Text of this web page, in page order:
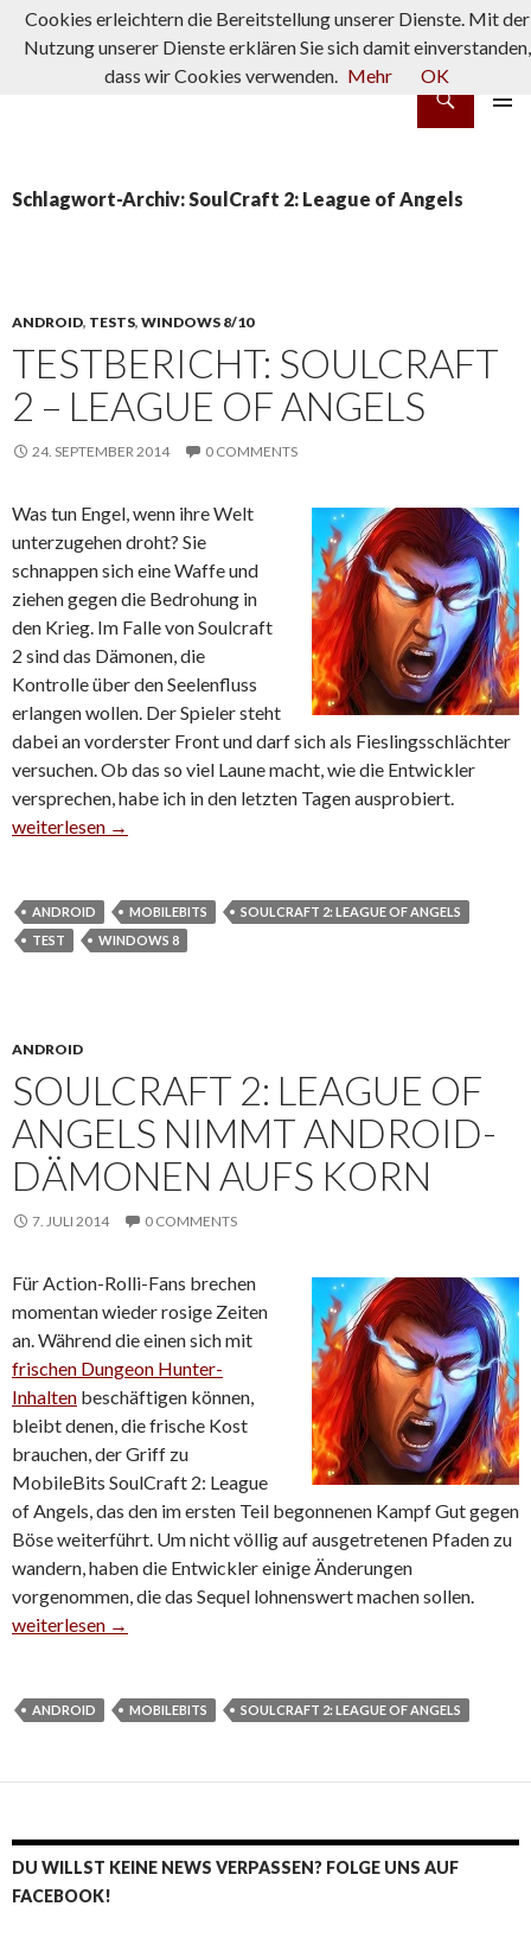
Schlagwort-Archiv: SoulCraft 2: League of Angels
ANDROID, TESTS, WINDOWS 8/10
TESTBERICHT: SOULCRAFT
2 – LEAGUE OF ANGELS
24. SEPTEMBER 2014 0 COMMENTS
Was tun Engel, wenn ihre Welt
unterzugehen droht? Sie
schnappen sich eine Waffe und
ziehen gegen die Bedrohung in
den Krieg. Im Falle von Soulcraft
2 sind das Dämonen, die
Kontrolle über den Seelenfluss
erlangen wollen. Der Spieler steht
dabei an vorderster Front und darf sich als Fieslingsschlächter
versuchen. Ob das so viel Laune macht, wie die Entwickler
versprechen, habe ich in den letzten Tagen ausprobiert.
Testbericht: Soulcraft 2 – League of Angels
weiterlesen →
ANDROID MOBILEBITS
SOULCRAFT 2: LEAGUE OF ANGELS
TEST
WINDOWS 8
ANDROID
SOULCRAFT 2: LEAGUE OF
ANGELS NIMMT ANDROID-
DÄMONEN AUFS KORN
7. JULI 2014 0 COMMENTS
Für Action-Rolli-Fans brechen
momentan wieder rosige Zeiten
an. Während die einen sich mit
frischen Dungeon Hunter-
Inhalten beschäftigen können,
bleibt denen, die frische Kost
brauchen, der Griff zu
MobileBits SoulCraft 2: League
of Angels, das den im ersten Teil begonnenen Kampf Gut gegen
Böse weiterführt. Um nicht völlig auf ausgetretenen Pfaden zu
wandern, haben die Entwickler einige Änderungen
vorgenommen, die das Sequel lohnenswert machen sollen.
SoulCraft 2: League of Angels nimmt Android-Dämonen aufs
weiterlesen →
ANDROID MOBILEBITS SOULCRAFT 2: LEAGUE OF ANGELS
DU WILLST KEINE NEWS VERPASSEN? FOLGE UNS AUF
FACEBOOK!
Cookies erleichtern die Bereitstellung unserer Dienste. Mit der
Nutzung unserer Dienste erklären Sie sich damit einverstanden,
dass wir Cookies verwenden. Mehr OK